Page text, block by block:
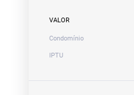
VALOR
Condomínio
IPTU